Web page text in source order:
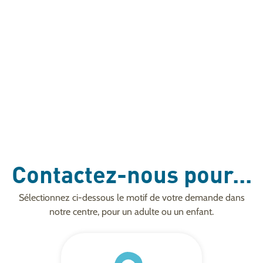
Contactez-nous pour...
Sélectionnez ci-dessous le motif de votre demande dans
notre centre, pour un adulte ou un enfant.